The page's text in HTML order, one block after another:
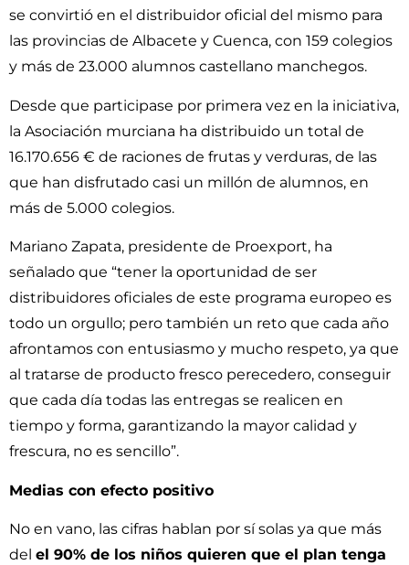
se convirtió en el distribuidor oficial del mismo para
las provincias de Albacete y Cuenca, con 159 colegios
y más de 23.000 alumnos castellano manchegos.
Desde que participase por primera vez en la iniciativa,
la Asociación murciana ha distribuido un total de
16.170.656 € de raciones de frutas y verduras, de las
que han disfrutado casi un millón de alumnos, en
más de 5.000 colegios.
Mariano Zapata, presidente de Proexport, ha
señalado que “tener la oportunidad de ser
distribuidores oficiales de este programa europeo es
todo un orgullo; pero también un reto que cada año
afrontamos con entusiasmo y mucho respeto, ya que
al tratarse de producto fresco perecedero, conseguir
que cada día todas las entregas se realicen en
tiempo y forma, garantizando la mayor calidad y
frescura, no es sencillo”.
Medias con efecto positivo
No en vano, las cifras hablan por sí solas ya que más
del el 90% de los niños quieren que el plan tenga